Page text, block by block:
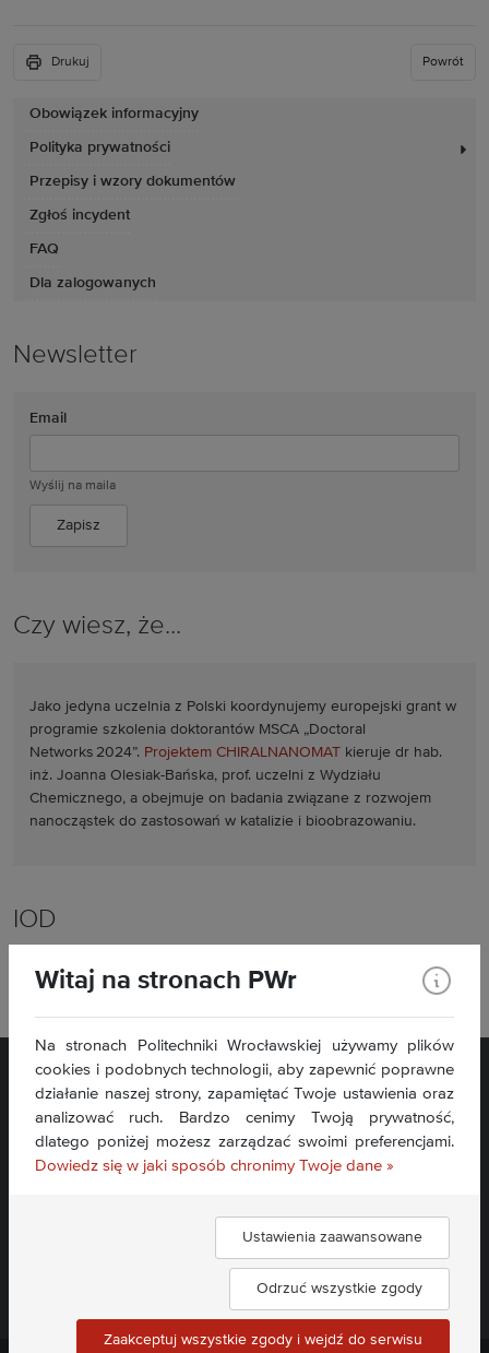
Obowiązek informacyjny
Polityka prywatności
Przepisy i wzory dokumentów
Zgłoś incydent
FAQ
Dla zalogowanych
Newsletter
Email
Wyślij na maila
Czy wiesz, że...
Jako jedyna uczelnia z Polski koordynujemy europejski grant w
programie szkolenia doktorantów MSCA „Doctoral
Networks 2024”. Projektem CHIRALNANOMAT kieruje dr hab.
inż. Joanna Olesiak-Bańska, prof. uczelni z Wydziału
Chemicznego, a obejmuje on badania związane z rozwojem
nanocząstek do zastosowań w katalizie i bioobrazowaniu.
IOD
Inspektorem Ochrony Danych (IOD) na Politechnice Wrocławskiej
jest Sebastian Zalipski, iod@pwr.edu.pl, tel. 71 320 4628
Drukuj Powrót
Witaj na stronach PWr
Na stronach Politechniki Wrocławskiej używamy plików
cookies i podobnych technologii, aby zapewnić poprawne
działanie naszej strony, zapamiętać Twoje ustawienia oraz
analizować ruch. Bardzo cenimy Twoją prywatność,
dlatego poniżej możesz zarządzać swoimi preferencjami.
Dowiedz się w jaki sposób chronimy Twoje dane »
Ustawienia zaawansowane
Odrzuć wszystkie zgody
Zaakceptuj wszystkie zgody i wejdź do serwisu